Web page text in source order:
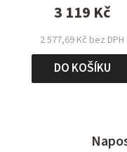
2 577,69 Kč bez DPH
3 119 Kč
DO KOŠÍKU